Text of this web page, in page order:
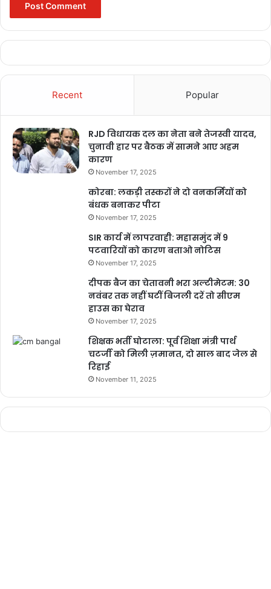
pm kisan yojana news
pm modi cow pm modi doda rally
pm modi kashmir visit
pm modi latest speech
pm modi live today
pm modi meets paralympic players
pm modi rally in doda pm modi speech
pm modi speech latest
pm modi speech today
pm modi viral video
pm modi with sports players
PM NARENDRA MODI
pm narendra modi live
Recent Popular
RJD विधायक दल का नेता बने तेजस्वी यादव,
चुनावी हार पर बैठक में सामने आए अहम
कारण
November 17, 2025
कोरबा: लकड़ी तस्करों ने दो वनकर्मियों को
बंधक बनाकर पीटा
November 17, 2025
SIR कार्य में लापरवाही: महासमुंद में 9
पटवारियों को कारण बताओ नोटिस
November 17, 2025
दीपक बैज का चेतावनी भरा अल्टीमेटम: 30
नवंबर तक नहीं घटीं बिजली दरें तो सीएम
हाउस का घेराव
November 17, 2025
शिक्षक भर्ती घोटाला: पूर्व शिक्षा मंत्री पार्थ
चटर्जी को मिली ज़मानत, दो साल बाद जेल से
रिहाई
November 11, 2025